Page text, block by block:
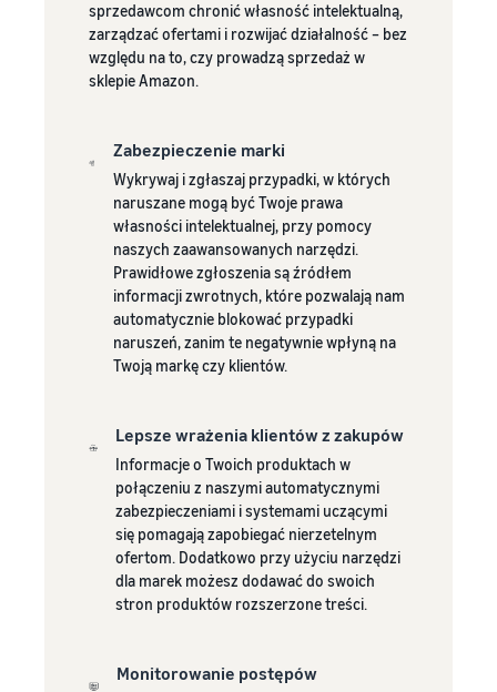
sprzedawcom chronić własność intelektualną,
zarządzać ofertami i rozwijać działalność – bez
względu na to, czy prowadzą sprzedaż w
sklepie Amazon.
Zabezpieczenie marki
Wykrywaj i zgłaszaj przypadki, w których
naruszane mogą być Twoje prawa
własności intelektualnej, przy pomocy
naszych zaawansowanych narzędzi.
Prawidłowe zgłoszenia są źródłem
informacji zwrotnych, które pozwalają nam
automatycznie blokować przypadki
naruszeń, zanim te negatywnie wpłyną na
Twoją markę czy klientów.
Lepsze wrażenia klientów z zakupów
Informacje o Twoich produktach w
połączeniu z naszymi automatycznymi
zabezpieczeniami i systemami uczącymi
się pomagają zapobiegać nierzetelnym
ofertom. Dodatkowo przy użyciu narzędzi
dla marek możesz dodawać do swoich
stron produktów rozszerzone treści.
Monitorowanie postępów